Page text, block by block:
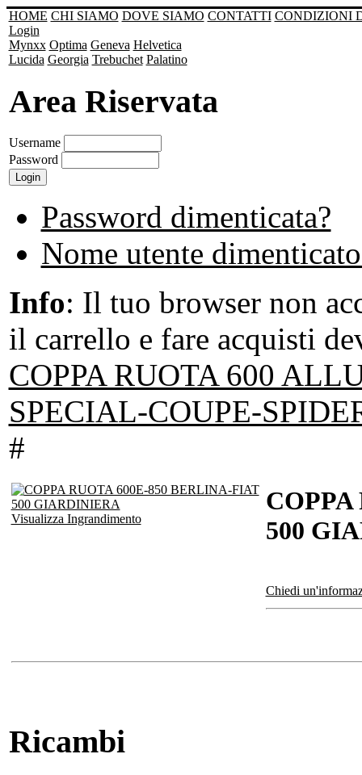
HOME CHI SIAMO DOVE SIAMO CONTATTI CONDIZIONI
Login
Mynxx Optima Geneva Helvetica
Lucida Georgia Trebuchet Palatino
Area Riservata
Username
Password
Password dimenticata?
Nome utente
Info: Il tuo browser non
il carrello e fare acquisti
COPPA RUOTA 600
SPECIAL-COUPE-
#
Visualizza Ingrandimento
500
Chiedi
Ricambi